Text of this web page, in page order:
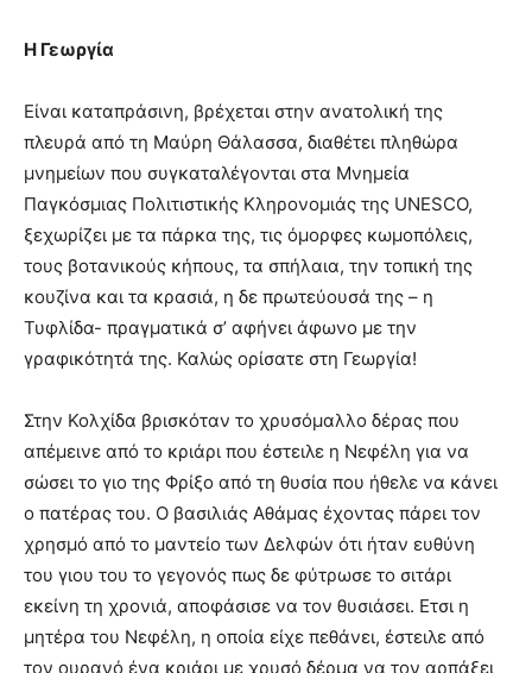
Η Γεωργία
Είναι καταπράσινη, βρέχεται στην ανατολική της
πλευρά από τη Μαύρη Θάλασσα, διαθέτει πληθώρα
μνημείων που συγκαταλέγονται στα Μνημεία
Παγκόσμιας Πολιτιστικής Κληρονομιάς της UNESCO,
ξεχωρίζει με τα πάρκα της, τις όμορφες κωμοπόλεις,
τους βοτανικούς κήπους, τα σπήλαια, την τοπική της
κουζίνα και τα κρασιά, η δε πρωτεύουσά της – η
Τυφλίδα- πραγματικά σ’ αφήνει άφωνο με την
γραφικότητά της. Καλώς ορίσατε στη Γεωργία!
Στην Κολχίδα βρισκόταν το χρυσόμαλλο δέρας που
απέμεινε από το κριάρι που έστειλε η Νεφέλη για να
σώσει το γιο της Φρίξο από τη θυσία που ήθελε να κάνει
ο πατέρας του. Ο βασιλιάς Αθάμας έχοντας πάρει τον
χρησμό από το μαντείο των Δελφών ότι ήταν ευθύνη
του γιου του το γεγονός πως δε φύτρωσε το σιτάρι
εκείνη τη χρονιά, αποφάσισε να τον θυσιάσει. Ετσι η
μητέρα του Νεφέλη, η οποία είχε πεθάνει, έστειλε από
τον ουρανό ένα κριάρι με χρυσό δέρμα να τον αρπάξει